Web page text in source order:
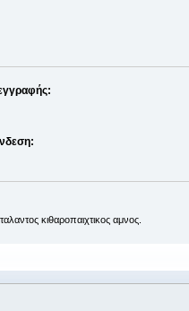
κιθαροπαιχτικος αμνος.